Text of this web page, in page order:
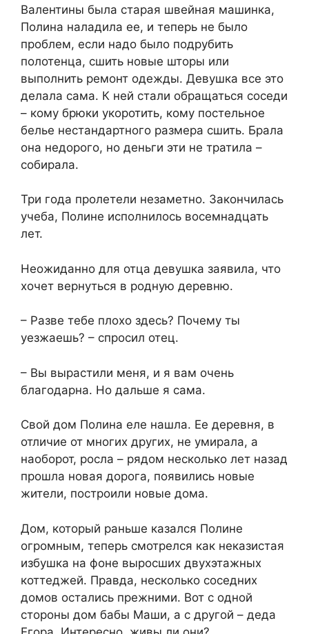
Валентины была старая швейная машинка,
Полина наладила ее, и теперь не было
проблем, если надо было подрубить
полотенца, сшить новые шторы или
выполнить ремонт одежды. Девушка все это
делала сама. К ней стали обращаться соседи
– кому брюки укоротить, кому постельное
белье нестандартного размера сшить. Брала
она недорого, но деньги эти не тратила –
собирала.
Три года пролетели незаметно. Закончилась
учеба, Полине исполнилось восемнадцать
лет.
Неожиданно для отца девушка заявила, что
хочет вернуться в родную деревню.
– Разве тебе плохо здесь? Почему ты
уезжаешь? – спросил отец.
– Вы вырастили меня, и я вам очень
благодарна. Но дальше я сама.
Свой дом Полина еле нашла. Ее деревня, в
отличие от многих других, не умирала, а
наоборот, росла – рядом несколько лет назад
прошла новая дорога, появились новые
жители, построили новые дома.
Дом, который раньше казался Полине
огромным, теперь смотрелся как неказистая
избушка на фоне выросших двухэтажных
коттеджей. Правда, несколько соседних
домов остались прежними. Вот с одной
стороны дом бабы Маши, а с другой – деда